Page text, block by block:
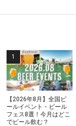
【2026年8月】全国ビ
ールイベント・ビール
フェス8選！今月はどこ
でビール飲む？